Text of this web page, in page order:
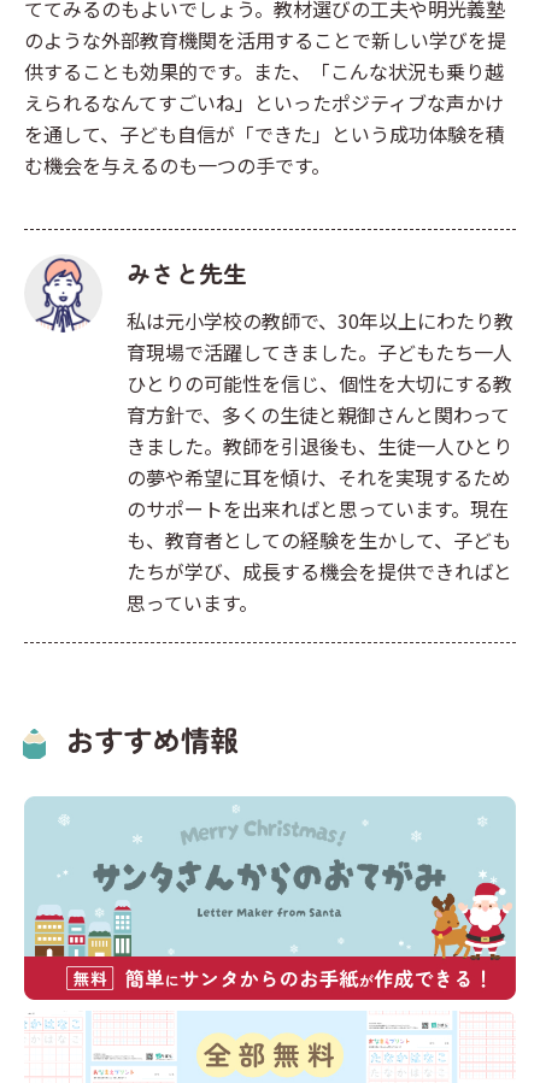
ててみるのもよいでしょう。教材選びの工夫や明光義塾
のような外部教育機関を活用することで新しい学びを提
供することも効果的です。また、「こんな状況も乗り越
えられるなんてすごいね」といったポジティブな声かけ
を通して、子ども自信が「できた」という成功体験を積
む機会を与えるのも一つの手です。
みさと先生
私は元小学校の教師で、30年以上にわたり教
育現場で活躍してきました。子どもたち一人
ひとりの可能性を信じ、個性を大切にする教
育方針で、多くの生徒と親御さんと関わって
きました。教師を引退後も、生徒一人ひとり
の夢や希望に耳を傾け、それを実現するため
のサポートを出来ればと思っています。現在
も、教育者としての経験を生かして、子ども
たちが学び、成長する機会を提供できればと
思っています。
おすすめ情報